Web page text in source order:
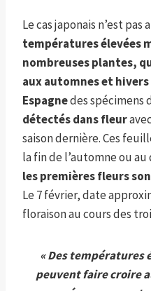
Le cas japonais n’est pas
températures élevées
nombreuses plantes,
aux automnes et
Espagnedes spécimens
détectés dansfleur
saison dernière. Ces
la fin de l’automne ou
les premières fleurs
Le 7 février, date
floraison au cours des
« Des températures
peuvent faire croire